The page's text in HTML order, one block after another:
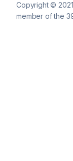
Copyright ©
member of the